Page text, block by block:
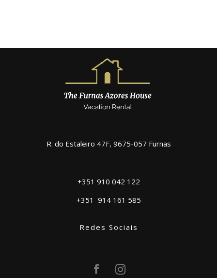
R. do Estaleiro 47F, 9675-057 Furnas
+351 910 042 122
+351 914 161 585
Redes Sociais